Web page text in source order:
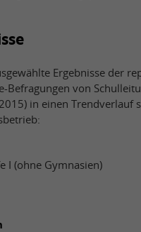
Ergebnisse der
Befragungen von
in einen Trendverlauf
I (ohne Gymnasien)